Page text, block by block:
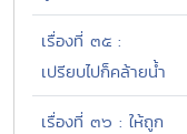
เรื่องที่ ๓๕ :
เปรียบไปก็คล้ายน้ำ
เรื่องที่ ๓๖ : ให้ถูก